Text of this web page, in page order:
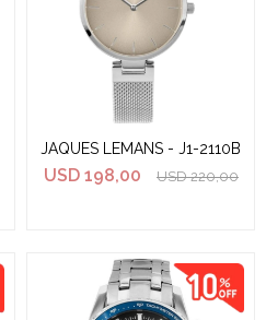
JAQUES LEMANS - J1-2110B
USD 198,00 USD 220,00